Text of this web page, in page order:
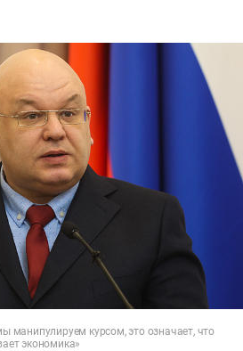
манипулируем курсом, это означает, что
экономика»